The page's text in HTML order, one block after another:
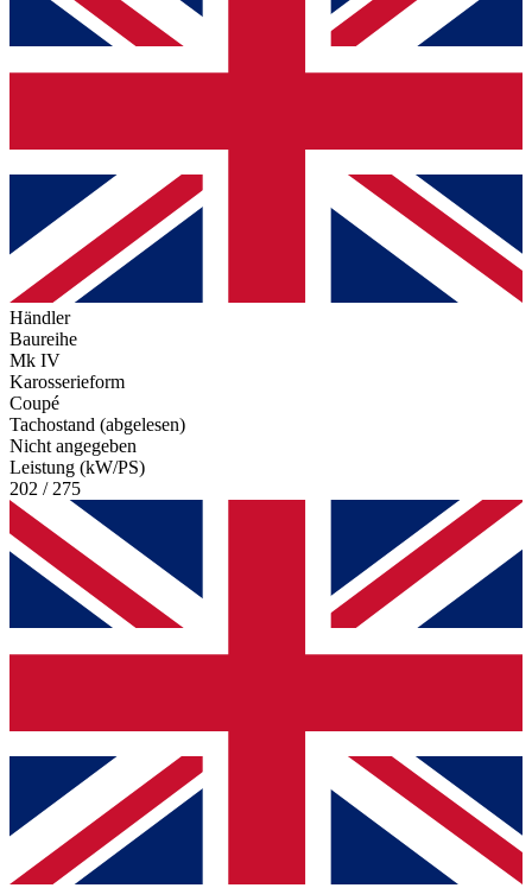
Händler
Baureihe
Mk IV
Karosserieform
Coupé
Tachostand (abgelesen)
Nicht angegeben
Leistung (kW/PS)
202 / 275